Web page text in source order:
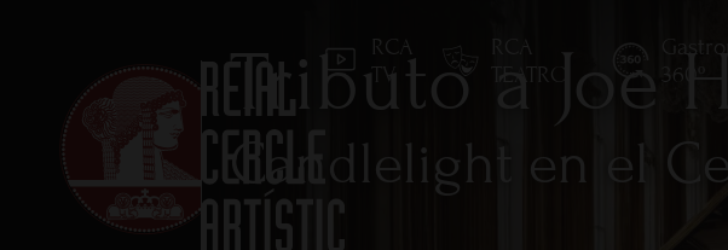
RCA
TV
RCA
TEATRO
360º
Tributo a Joe
Candlelight en el